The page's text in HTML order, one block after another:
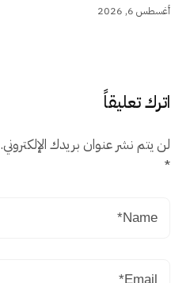
أغسطس 6, 2026
اترك تعليقاً
لن يتم نشر عنوان بريدك الإلكتروني.
*